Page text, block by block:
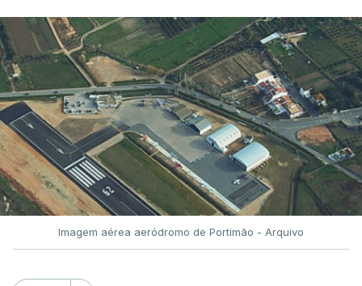
Imagem aérea aeródromo de Portimão - Arquivo